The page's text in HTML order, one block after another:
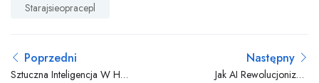
Starajsieopracepl
Poprzedni
Sztuczna Inteligencja W HR:
Następny
Jak AI Rewolucjonizuje